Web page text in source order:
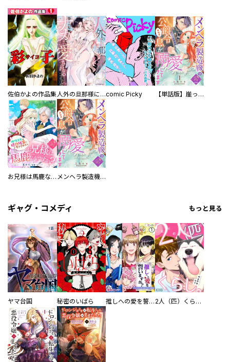
佐伯かよの作品集 人外の旦那様に娶られ毎晩ナカまで愛される…。アンソロジーcomic Picky 【単話版】崖っぷち令嬢ですが、意地と策略で幸せになります！シリーズ
お兄様は馬鹿なんですか？～地味王女は婚約破棄に巻き込まれる～ メンヘラ製造機の公爵令息（過保護）が溺愛してきます
ギャグ・コメディ もっと見る
ヤマ台国 秘密のいばら 推しへの愛を誓いますか？～アラサー女子、推しは逃げぬが人生逃げる～ 2人（匹）くらし。